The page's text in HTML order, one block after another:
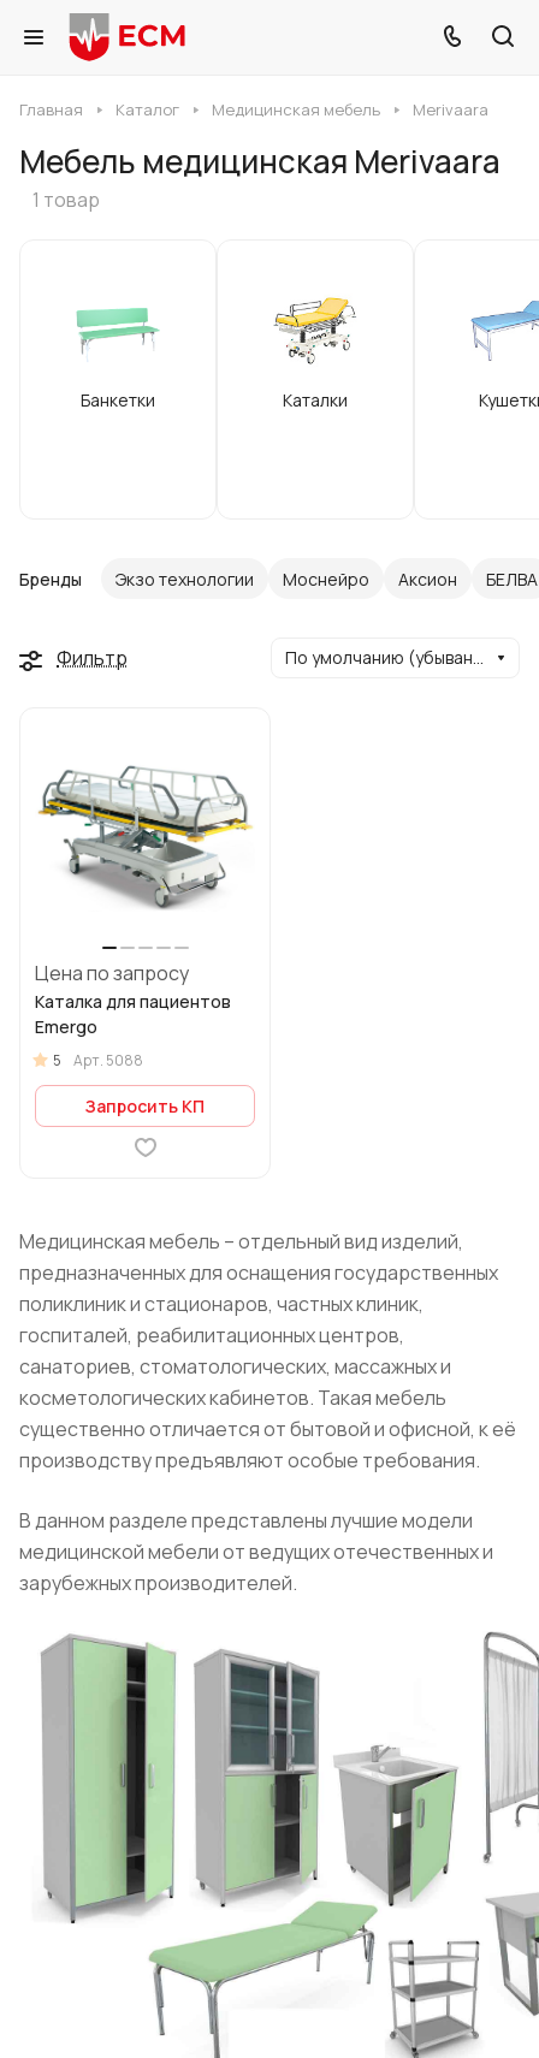
Главная Каталог Медицинская мебель Merivaara
Мебель медицинская Merivaara
1 товар
Банкетки Каталки
Бренды Экзо технологии Моснейро Аксион БЕЛВА
Фильтр По умолчанию (убывание)
Цена по запросу
Каталка для пациентов
Emergo
5 Арт. 5088
Запросить КП
Медицинская мебель – отдельный вид изделий,
предназначенных для оснащения государственных
поликлиник и стационаров, частных клиник,
госпиталей, реабилитационных центров,
санаториев, стоматологических, массажных и
косметологических кабинетов. Такая мебель
существенно отличается от бытовой и офисной, к её
производству предъявляют особые требования.
В данном разделе представлены лучшие модели
медицинской мебели от ведущих отечественных и
зарубежных производителей.